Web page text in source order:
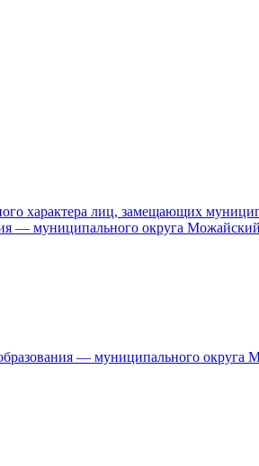
характера лиц, замещающих
— муниципального округа
— муниципального